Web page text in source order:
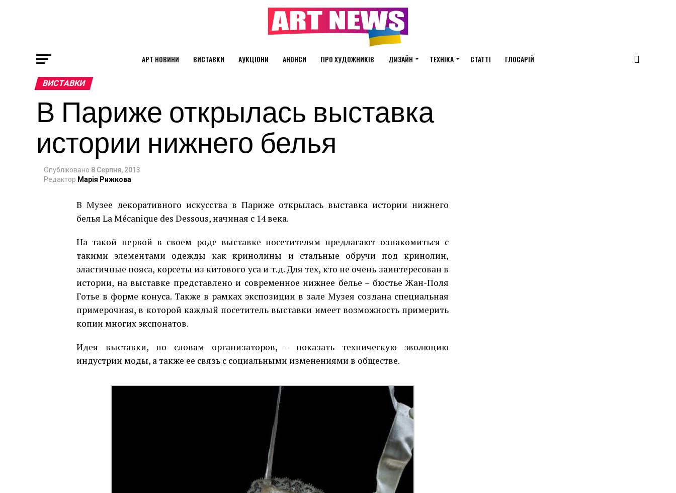
АРТ НОВИНИ ВИСТАВКИ АУКЦІОНИ АНОНСИ ПРО ХУДОЖНИКІВ ДИЗАЙН ТЕХНІКА СТАТТІ ГЛОСАРІЙ
ВИСТАВКИ
В Париже открылась выставка
истории нижнего белья
Опубліковано 8 Серпня, 2013
Редактор Марія Рижкова
В Музее декоративного искусства в Париже открылась выставка истории нижнего
белья La Mécanique des Dessous, начиная с 14 века.
На такой первой в своем роде выставке посетителям предлагают ознакомиться с
такими элементами одежды как кринолины и стальные обручи под кринолин,
эластичные пояса, корсеты из китового уса и т.д. Для тех, кто не очень заинтересован в
истории, на выставке представлено и современное нижнее белье – бюстье Жан-Поля
Готье в форме конуса. Также в рамках экспозиции в зале Музея создана специальная
примерочная, в которой каждый посетитель выставки имеет возможность примерить
копии многих экспонатов.
Идея выставки, по словам организаторов, – показать техническую эволюцию
индустрии моды, а также ее связь с социальными изменениями в обществе.